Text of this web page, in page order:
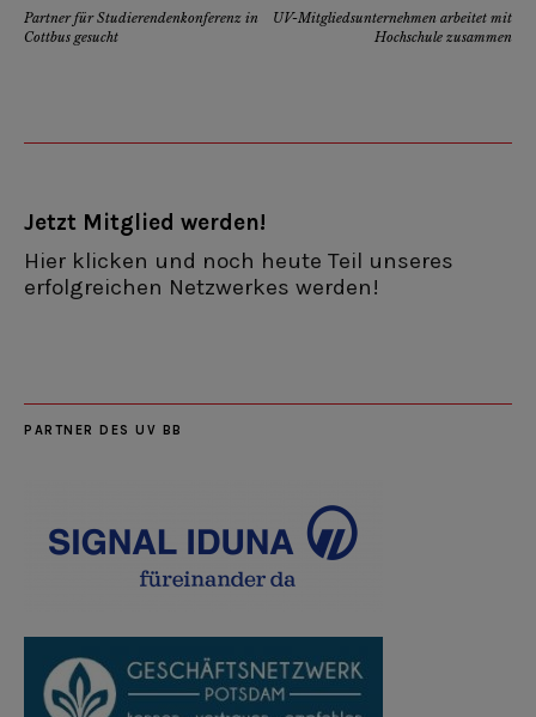
Partner für Studierendenkonferenz in
Cottbus gesucht
UV-Mitgliedsunternehmen arbeitet mit
Hochschule zusammen
Jetzt Mitglied werden!
Hier klicken und noch heute Teil unseres
erfolgreichen Netzwerkes werden!
PARTNER DES UV BB